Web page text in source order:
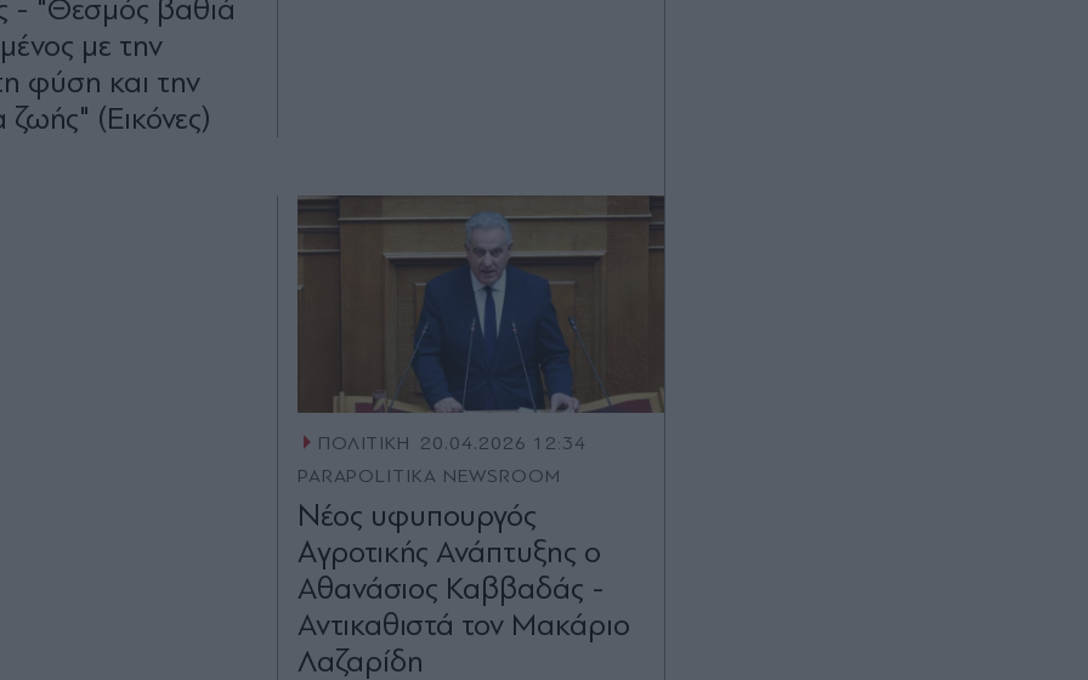
- "Θεσμός βαθιά
με την
φύση και την
ζωής" (Εικόνες)
ΠΟΛΙΤΙΚΗ
20.04.2026 12:34
PARAPOLITIKA NEWSROOM
Nέος υφυπουργός
Aγροτικής Ανάπτυξης ο
Αθανάσιος Καββαδάς -
Αντικαθιστά τον Μακάριο
Λαζαρίδη